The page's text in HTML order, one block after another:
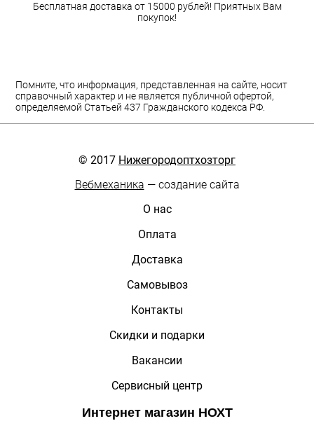
Бесплатная доставка от 15000 рублей! Приятных Вам
покупок!
Помните, что информация, представленная на сайте, носит
справочный характер и не является публичной офертой,
определяемой Статьей 437 Гражданского кодекса РФ.
© 2017 Нижегородоптхозторг
Вебмеханика — создание сайта
О нас
Оплата
Доставка
Самовывоз
Контакты
Скидки и подарки
Вакансии
Сервисный центр
Интернет магазин НОХТ